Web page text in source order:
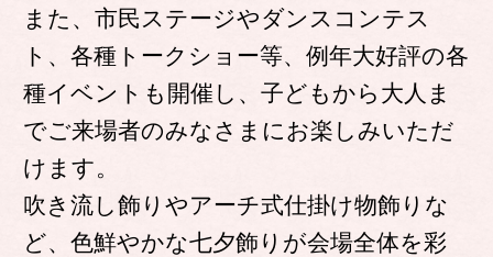
また、市民ステージやダンスコンテス
ト、各種トークショー等、例年大好評の各
種イベントも開催し、子どもから大人ま
でご来場者のみなさまにお楽しみいただ
けます。
吹き流し飾りやアーチ式仕掛け物飾りな
ど、色鮮やかな七夕飾りが会場全体を彩